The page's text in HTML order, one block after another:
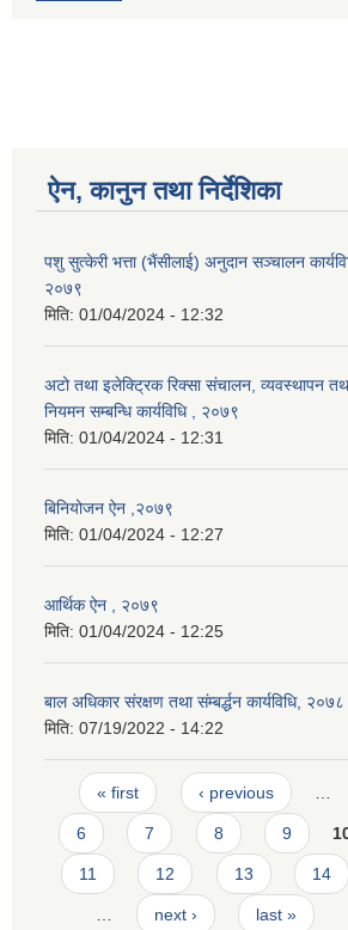
ऐन, कानुन तथा निर्देशिका
पशु सुत्केरी भत्ता (भैंसीलाई) अनुदान सञ्चालन
२०७९
मिति: 01/04/2024 - 12:32
अटो तथा इलेक्ट्रिक रिक्सा संचालन, व्यवस्थापन
नियमन सम्बन्धि कार्यविधि , २०७९
मिति: 01/04/2024 - 12:31
बिनियोजन ऐन ,२०७९
मिति: 01/04/2024 - 12:27
आर्थिक ऐन , २०७९
मिति: 01/04/2024 - 12:25
बाल अधिकार संरक्षण तथा संम्बर्द्धन कार्यविधि, २०७८
मिति: 07/19/2022 - 14:22
Pages
« first ‹ previous
6 7 8 9
11 12 13 14
next › last »